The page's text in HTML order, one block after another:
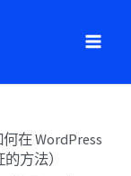
何在 WordPress
方法）